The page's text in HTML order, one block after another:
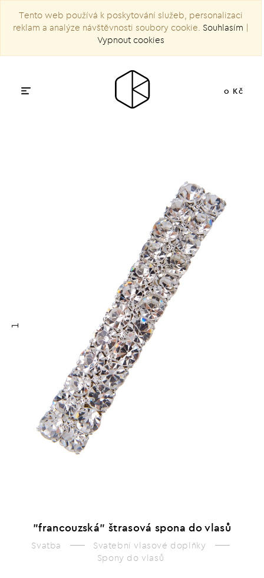
Tento web používá k poskytování služeb, personalizaci
reklam a analýze návštěvnosti soubory cookie. Souhlasím |
Vypnout cookies
0 Kč
1
"francouzská" štrasová spona do vlasů
Svatba
Svatební vlasové doplňky
Spony do vlasů